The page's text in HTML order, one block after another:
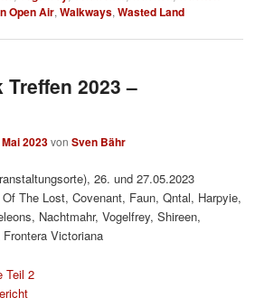
Open Air,Walkways,Wasted Land
Treffen 2023 –
2023vonSven Bähr
26. und 27.05.2023
The Lost, Covenant, Faun, Qntal, Harpyie,
Nachtmahr, Vogelfrey, Shireen,
Victoriana
Teil 2